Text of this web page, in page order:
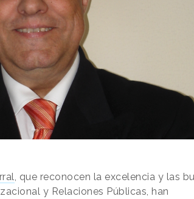
, que reconocen la excelencia y las
y Relaciones Públicas, han